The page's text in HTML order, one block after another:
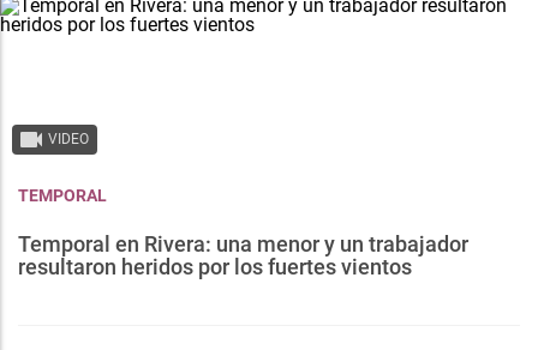
VIDEO
TEMPORAL
Temporal en Rivera: una menor y un trabajador
resultaron heridos por los fuertes vientos